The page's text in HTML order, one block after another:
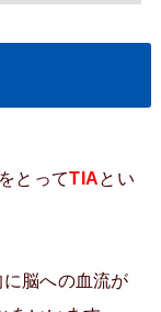
とってTIA とい
脳への血流が